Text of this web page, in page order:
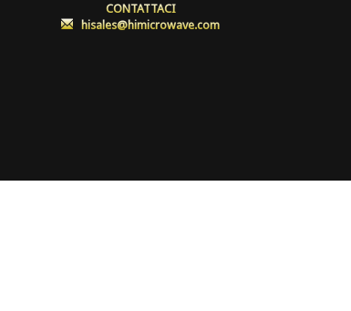
CONTATTACI
:hisales@himicrowave.com